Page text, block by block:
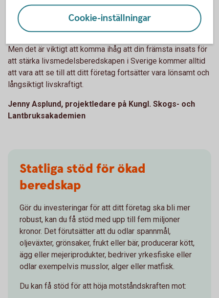
biogasproduktion. Andra lösningar kan vara att investera i
teknik för precisionsodling för att optimera gödsling och
användningen av växtskydd.
Men det är viktigt att komma ihåg att din främsta insats för
att stärka livsmedelsberedskapen i Sverige kommer alltid
att vara att se till att ditt företag fortsätter vara lönsamt och
långsiktigt livskraftigt.
Jenny Asplund, projektledare på Kungl. Skogs- och
Lantbruksakademien
Statliga stöd för ökad
beredskap
Gör du investeringar för att ditt företag ska bli mer
robust, kan du få stöd med upp till fem miljoner
kronor. Det förutsätter att du odlar spannmål,
oljeväxter, grönsaker, frukt eller bär, producerar kött,
ägg eller mejeriprodukter, bedriver yrkesfiske eller
odlar exempelvis musslor, alger eller matfisk.
Du kan få stöd för att höja motståndskraften mot:
Cookie-inställningar